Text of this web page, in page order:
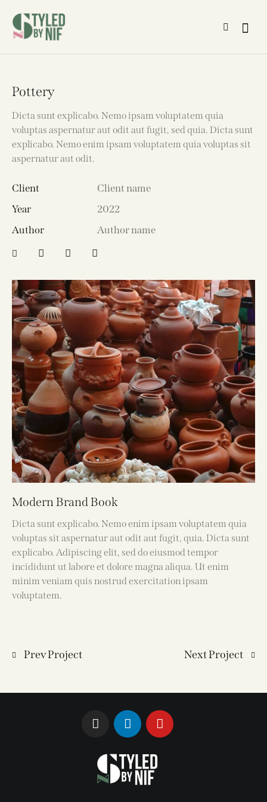
Pottery
Dicta sunt explicabo. Nemo ipsam voluptatem quia
voluptas aspernatur aut odit aut fugit, sed quia. Dicta sunt
explicabo. Nemo enim ipsam voluptatem quia voluptas sit
aspernatur aut odit.
Client
Client name
Year
2022
Author
Author name
Modern Brand Book
Dicta sunt explicabo. Nemo enim ipsam voluptatem quia
voluptas sit aspernatur aut odit aut fugit, quia. Dicta sunt
explicabo. Adipiscing elit, sed do eiusmod tempor
incididunt ut labore et dolore magna aliqua. Ut enim
minim veniam quis nostrud exercitation ipsam
voluptatem.
Prev Project Next Project